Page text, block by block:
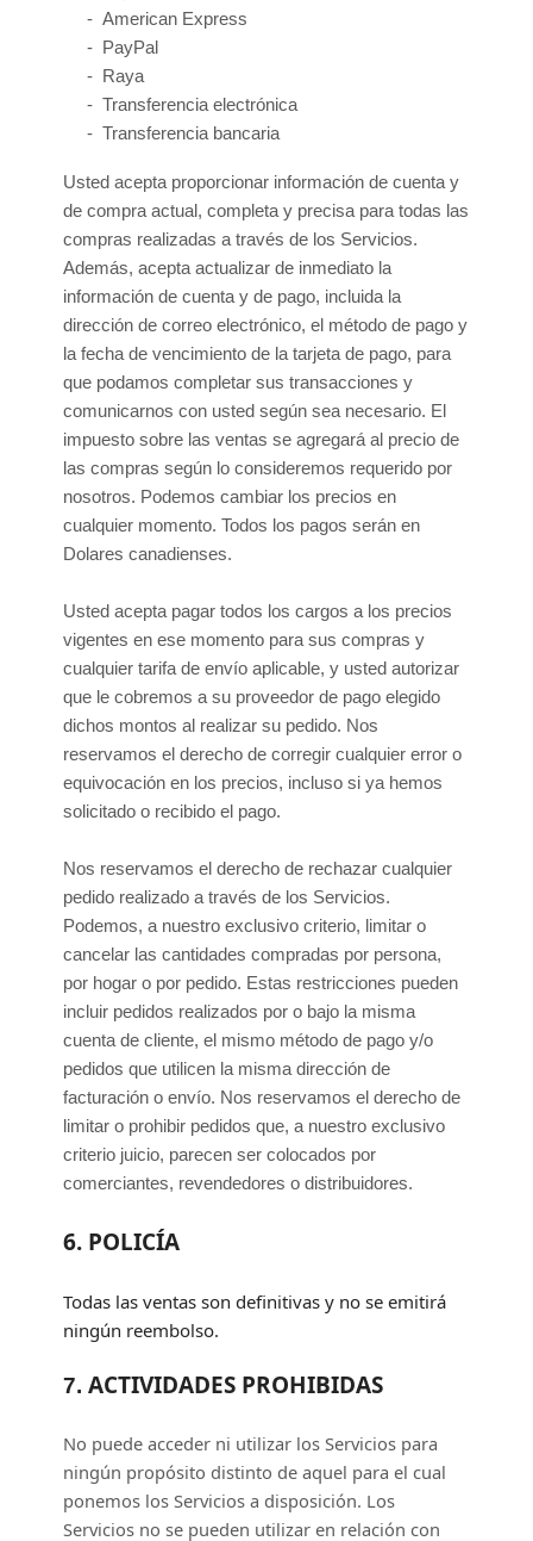
- American Express
-
PayPal
-
Raya
- Transferencia electrónica
- Transferencia bancaria
Usted acepta proporcionar información de cuenta y
de compra actual, completa y precisa para todas las
compras realizadas a través de los Servicios.
Además, acepta actualizar de inmediato la
información de cuenta y de pago, incluida la
dirección de correo electrónico, el método de pago y
la fecha de vencimiento de la tarjeta de pago, para
que podamos completar sus transacciones y
comunicarnos con usted según sea necesario. El
impuesto sobre las ventas se agregará al precio de
las compras según lo consideremos requerido por
nosotros. Podemos cambiar los precios en
cualquier momento. Todos los pagos serán en
Dolares canadienses.
Usted acepta pagar todos los cargos a los precios
vigentes en ese momento para sus compras y
cualquier tarifa de envío aplicable, y usted autorizar
que le cobremos a su proveedor de pago elegido
dichos montos al realizar su pedido. Nos
reservamos el derecho de corregir cualquier error o
equivocación en los precios, incluso si ya hemos
solicitado o recibido el pago.
Nos reservamos el derecho de rechazar cualquier
pedido realizado a través de los Servicios.
Podemos, a nuestro exclusivo criterio, limitar o
cancelar las cantidades compradas por persona,
por hogar o por pedido. Estas restricciones pueden
incluir pedidos realizados por o bajo la misma
cuenta de cliente, el mismo método de pago y/o
pedidos que utilicen la misma dirección de
facturación o envío. Nos reservamos el derecho de
limitar o prohibir pedidos que, a nuestro exclusivo
criterio juicio, parecen ser colocados por
comerciantes, revendedores o distribuidores.
6. POLICÍA
Todas las ventas son definitivas y no se emitirá
ningún reembolso.
7. ACTIVIDADES PROHIBIDAS
No puede acceder ni utilizar los Servicios para
ningún propósito distinto de aquel para el cual
ponemos los Servicios a disposición. Los
Servicios no se pueden utilizar en relación con